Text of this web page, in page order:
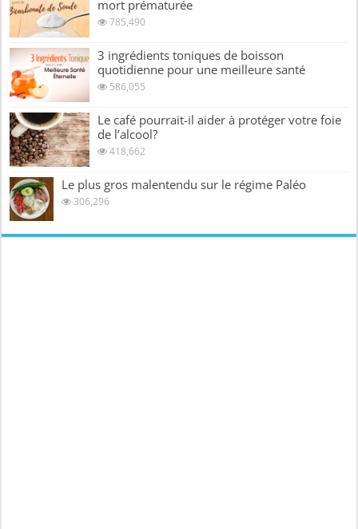
mort prématurée
785,490
3 ingrédients toniques de boisson
quotidienne pour une meilleure santé
586,055
Le café pourrait-il aider à protéger votre foie
de l’alcool?
418,662
Le plus gros malentendu sur le régime Paléo
306,296